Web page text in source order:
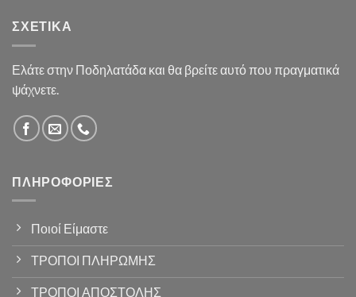
ΣΧΕΤΙΚΆ
Ελάτε στην Ποδηλατάδα και θα βρείτε αυτό που πραγματικά
ψάχνετε.
ΠΛΗΡΟΦΟΡΊΕΣ
Ποιοί Είμαστε
ΤΡΟΠΟΙ ΠΛΗΡΩΜΗΣ
ΤΡΟΠΟΙ ΑΠΟΣΤΟΛΗΣ